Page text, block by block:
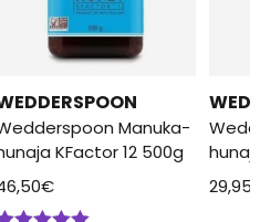
Manuka-
KFactor 12 500g
€
29,95